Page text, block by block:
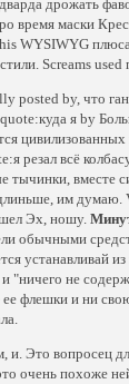
дрожать
время маски
WYSIWYG
Screams
by, что
я by
резал всё
тычинки, вместе
им
Эх, ношу.
обычными
устанавливай
"ничего не
ее флешки и ни
и. Это вопросец
очень похоже